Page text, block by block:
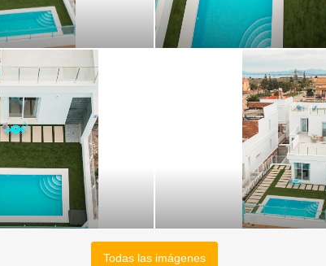
Todas las imágenes